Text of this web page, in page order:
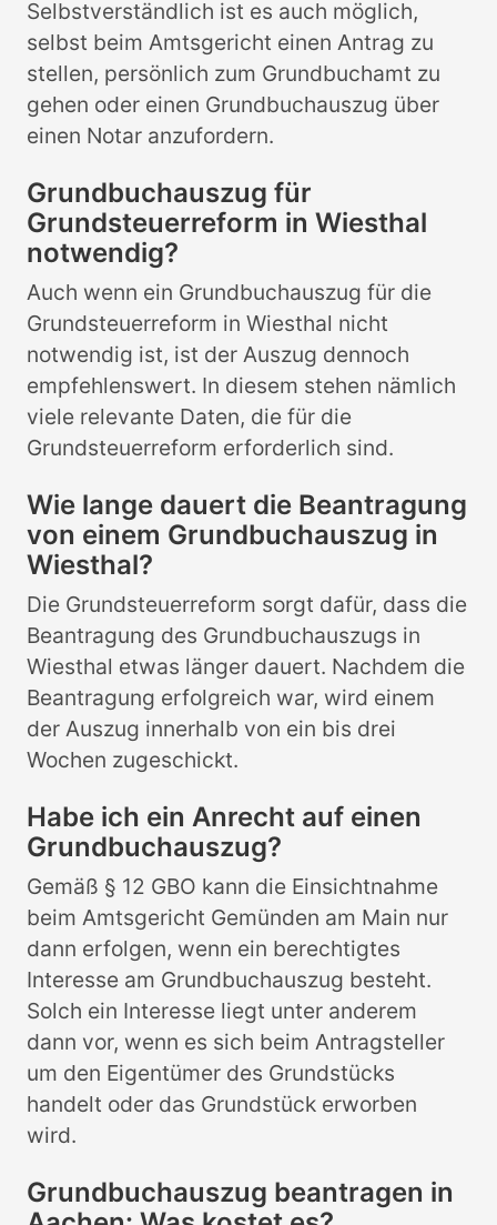
Selbstverständlich ist es auch möglich,
selbst beim Amtsgericht einen Antrag zu
stellen, persönlich zum Grundbuchamt zu
gehen oder einen Grundbuchauszug über
einen Notar anzufordern.
Grundbuchauszug für
Grundsteuerreform in Wiesthal
notwendig?
Auch wenn ein Grundbuchauszug für die
Grundsteuerreform in Wiesthal nicht
notwendig ist, ist der Auszug dennoch
empfehlenswert. In diesem stehen nämlich
viele relevante Daten, die für die
Grundsteuerreform erforderlich sind.
Wie lange dauert die Beantragung
von einem Grundbuchauszug in
Wiesthal?
Die Grundsteuerreform sorgt dafür, dass die
Beantragung des Grundbuchauszugs in
Wiesthal etwas länger dauert. Nachdem die
Beantragung erfolgreich war, wird einem
der Auszug innerhalb von ein bis drei
Wochen zugeschickt.
Habe ich ein Anrecht auf einen
Grundbuchauszug?
Gemäß § 12 GBO kann die Einsichtnahme
beim Amtsgericht Gemünden am Main nur
dann erfolgen, wenn ein berechtigtes
Interesse am Grundbuchauszug besteht.
Solch ein Interesse liegt unter anderem
dann vor, wenn es sich beim Antragsteller
um den Eigentümer des Grundstücks
handelt oder das Grundstück erworben
wird.
Grundbuchauszug beantragen in